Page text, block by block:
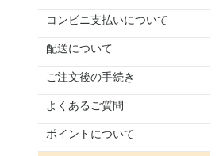
コンビニ支払いについて
配送について
ご注文後の手続き
よくあるご質問
ポイントについて